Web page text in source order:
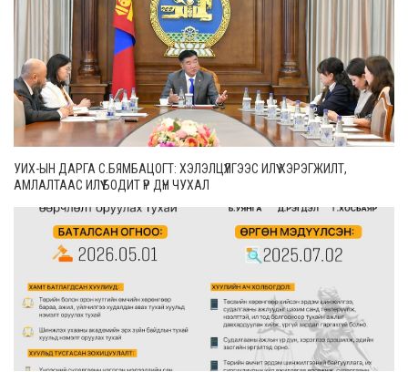
УИХ-ЫН ДАРГА С.БЯМБАЦОГТ: ХЭЛЭЛЦҮҮЛГЭЭС ИЛҮҮ ХЭРЭГЖИЛТ,
АМЛАЛТААС ИЛҮҮ БОДИТ ҮР ДҮН ЧУХАЛ